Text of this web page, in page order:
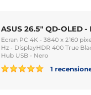
ASUS 26.5" QD-OLED
Ecran PC 4K - 3840 x 2160
Hz - DisplayHDR 400 True
Hub USB - Nero
1